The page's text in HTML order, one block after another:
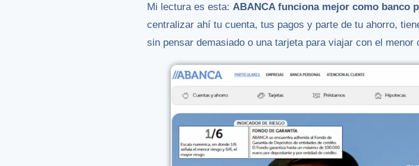
Mi lectura es esta: ABANCA funciona mejor como banco
centralizar ahí tu cuenta, tus pagos y parte de tu ahorro,
sin pensar demasiado o una tarjeta para viajar con el